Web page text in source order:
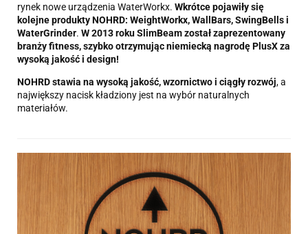
rynek nowe urządzenia WaterWorkx. Wkrótce pojawiły się
kolejne produkty NOHRD: WeightWorkx, WallBars, SwingBells i
WaterGrinder. W 2013 roku SlimBeam został zaprezentowany
branży fitness, szybko otrzymując niemiecką nagrodę PlusX za
wysoką jakość i design!
NOHRD stawia na wysoką jakość, wzornictwo i ciągły rozwój, a
największy nacisk kładziony jest na wybór naturalnych
materiałów.